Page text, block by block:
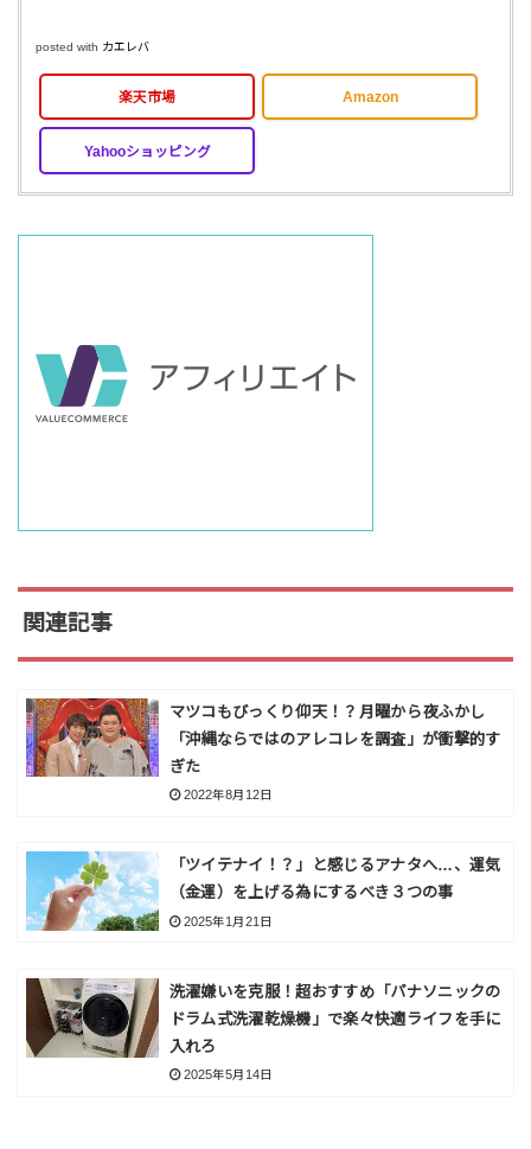
posted with カエレバ
楽天市場 Amazon
Yahooショッピング
関連記事
マツコもびっくり仰天！？月曜から夜ふかし
「沖縄ならではのアレコレを調査」が衝撃的す
ぎた
2022年8月12日
「ツイテナイ！？」と感じるアナタへ…、運気
（金運）を上げる為にするべき３つの事
2025年1月21日
洗濯嫌いを克服！超おすすめ「パナソニックの
ドラム式洗濯乾燥機」で楽々快適ライフを手に
入れろ
2025年5月14日